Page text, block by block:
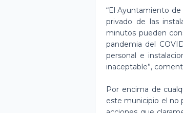
“El Ayuntamiento
privado de las
minutos pueden
pandemia del
personal e
inaceptable”,
Por encima de
este municipio el no